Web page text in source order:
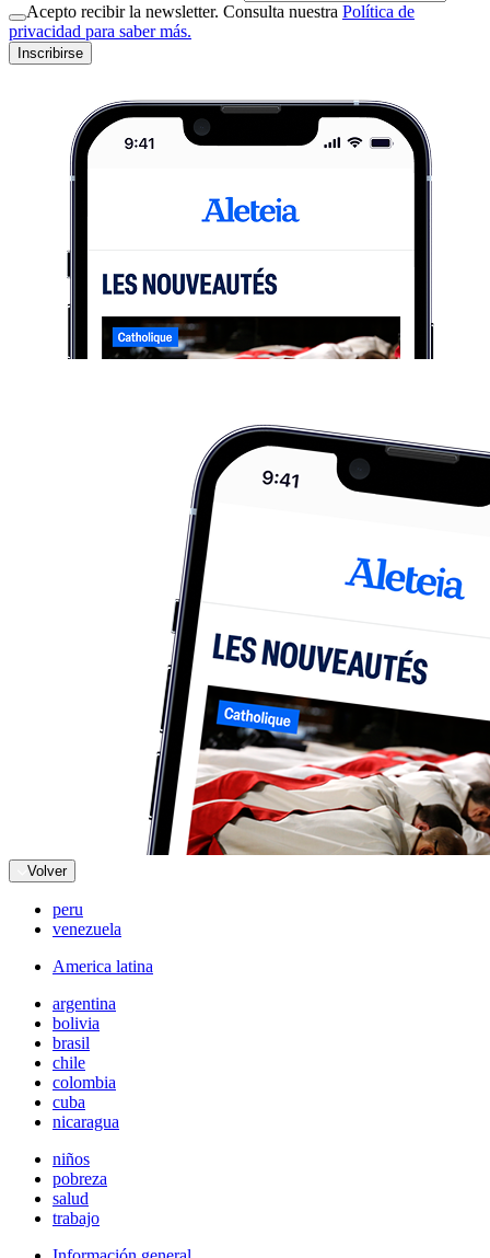
Acepto recibir la newsletter. Consulta nuestra Política de
privacidad para saber más.
Inscribirse
Volver
peru
venezuela
America latina
argentina
bolivia
brasil
chile
colombia
cuba
nicaragua
niños
pobreza
salud
trabajo